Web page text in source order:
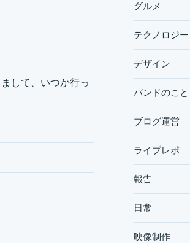
して、いつか行っ
グルメ
テクノロジー
デザイン
バンドのこと
ブログ運営
ライブレポ
報告
日常
映像制作